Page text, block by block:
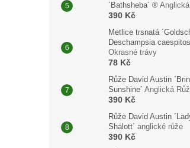
´Bathsheba´ ®
390 Kč
Metlice trsnatá
Deschampsia
Okrasné trávy
78 Kč
Růže David Austin
Sunshine´ Anglická
390 Kč
Růže David Austin
Shalott´ anglické růže
390 Kč